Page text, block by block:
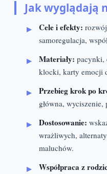
Jak wyglądają
Cele i efekty:
samoregulacja,
Materiały: pacynki,
klocki, karty emocji
Przebieg krok po
główna, wyciszenie,
Dostosowanie:
wrażliwych,
maluchów.
Współpraca z